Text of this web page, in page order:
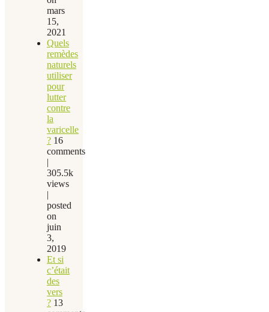
mars
15,
2021
Quels
remèdes
naturels
utiliser
pour
lutter
contre
la
varicelle
? 16
comments
|
305.5k
views
|
posted
on
juin
3,
2019
Et si
c’était
des
vers
? 13